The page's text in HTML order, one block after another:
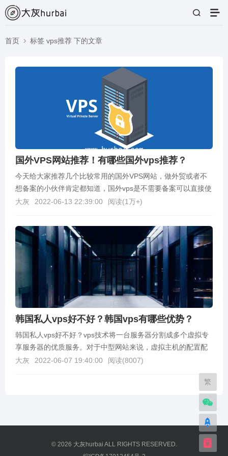
首页 标签 vps推荐 下的文章
国外VPS网站推荐！有哪些国外vps推荐？
今天给大家推荐几个比较常用的国外VPS网站，做外贸或者不
想备案的小伙伴肯定都知道，国外vps是不需要备案可以直接使
用的，不像购买国内的服务器还需要先备案然后才能...
大灰 2022-06-13 22:39:00 阅读(1万+)
韩国私人vps好不好？韩国vps有哪些优势？
韩国私人vps好不好？vps技术将一台服务器分割成多个虚拟专
享服务器的优质服务。对于中型网站来说，虚拟主机的配置配
置已经太够用的了，而 vps 既有虚拟主机不具...
大灰 2022-06-07 19:40:00 阅读(8007)
© 2026 大灰hurbai ALL RIGHTS RESERVED.
繁